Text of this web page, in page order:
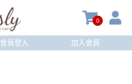
0
會員登入 加入會員